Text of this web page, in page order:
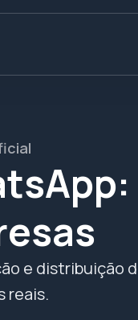
e distribuição
reais.